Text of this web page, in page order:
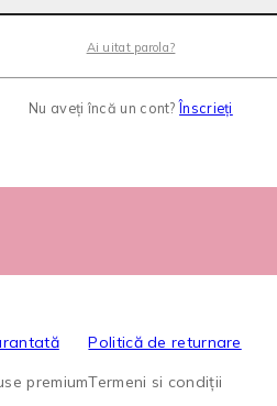
premium
Politică de returnare
Termeni si condiții
Ai uitat parola?
Nu aveți încă un cont?Înscrieți